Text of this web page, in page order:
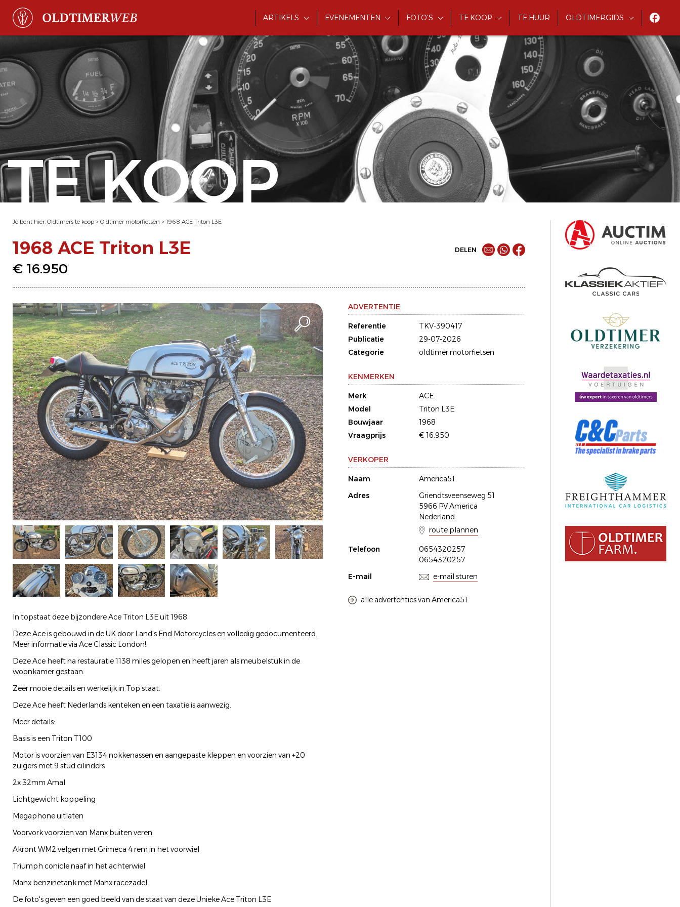
ARTIKELS EVENEMENTEN FOTO'S TE KOOP TE HUUR OLDTIMERGIDS
TE KOOP
Je bent hier: Oldtimers te koop > Oldtimer motorfietsen > 1968 ACE Triton L3E
1968 ACE Triton L3E
€ 16.950
DELEN
In topstaat deze bijzondere Ace Triton L3E uit 1968.
Deze Ace is gebouwd in de UK door Land's End Motorcycles en volledig gedocumenteerd.
Meer informatie via Ace Classic London!.
Deze Ace heeft na restauratie 1138 miles gelopen en heeft jaren als meubelstuk in de
woonkamer gestaan.
Zeer mooie details en werkelijk in Top staat.
Deze Ace heeft Nederlands kenteken en een taxatie is aanwezig.
Meer details:
Basis is een Triton T100
Motor is voorzien van E3134 nokkenassen en aangepaste kleppen en voorzien van +20
zuigers met 9 stud cilinders
2x 32mm Amal
Lichtgewicht koppeling
Megaphone uitlaten
Voorvork voorzien van Manx buiten veren
Akront WM2 velgen met Grimeca 4 rem in het voorwiel
Triumph conicle naaf in het achterwiel
Manx benzinetank met Manx racezadel
De foto's geven een goed beeld van de staat van deze Unieke Ace Triton L3E
ADVERTENTIE
Referentie
TKV-390417
Publicatie
29-07-2026
Categorie
oldtimer motorfietsen
KENMERKEN
Merk
ACE
Model
Triton L3E
Bouwjaar
1968
Vraagprijs
€ 16.950
VERKOPER
Naam
America51
Adres
Griendtsveenseweg 51
5966 PV America
Nederland
route plannen
Telefoon
0654320257
0654320257
E-mail
e-mail sturen
alle advertenties van America51